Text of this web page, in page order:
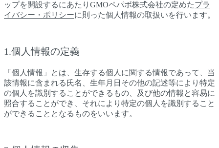
ップを開設するにあたりGMOペパボ株式会社の定めたプラ
イバシー・ポリシーに則った個人情報の取扱いを行います。
1.個人情報の定義
「個人情報」とは、生存する個人に関する情報であって、当
該情報に含まれる氏名、生年月日その他の記述等により特定
の個人を識別することができるもの、及び他の情報と容易に
照合することができ、それにより特定の個人を識別すること
ができることとなるものをいいます。